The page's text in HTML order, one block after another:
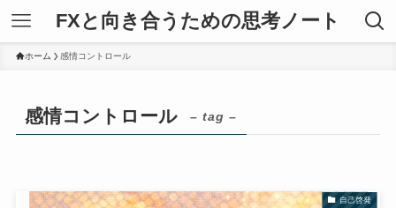
FXと向き合うための思考ノート
ホーム 感情コントロール
感情コントロール – tag –
自己啓発